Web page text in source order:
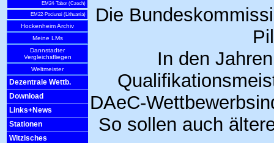
EM24-Tabor (Czech)
EM22-Pociunai (Lithuania)
Hockenheim Archiv
Meine LMs
Dannstadter
Vergleichsfliegen
Weltmeister
Dezentrale Wettb.
Download
Links+News
Stationen
Witzisches
Die
In den
DAeC-
So sollen auch